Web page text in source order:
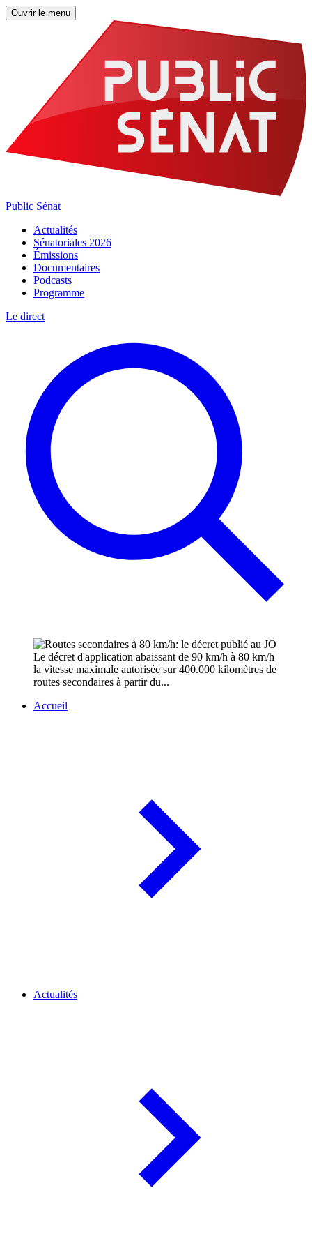
Ouvrir le menu
Public Sénat
Actualités
Sénatoriales 2026
Émissions
Documentaires
Podcasts
Programme
Le direct
Le décret d'application abaissant de 90 km/h à 80 km/h
la vitesse maximale autorisée sur 400.000 kilomètres de
routes secondaires à partir du...
Accueil
Actualités